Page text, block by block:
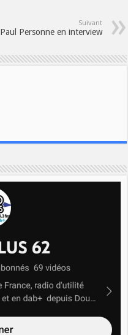
Suivant
Paul Personne en interview